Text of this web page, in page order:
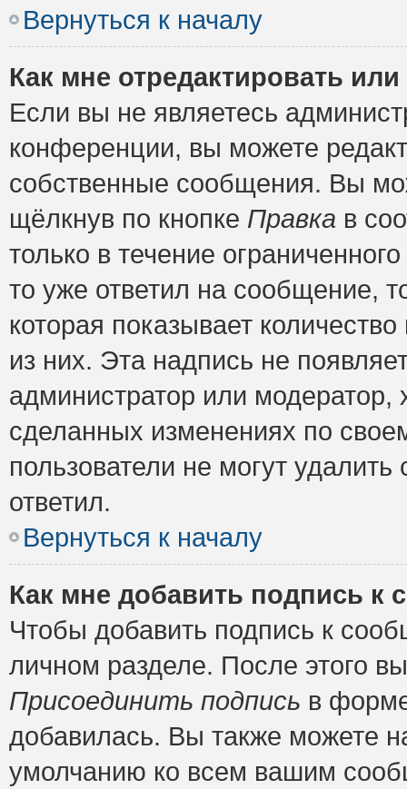
Вернуться к началу
Как мне отредактировать
Если вы не являетесь
конференции, вы можете
собственные сообщения. Вы
щёлкнув по кнопке Правка в
только в течение
то уже ответил на сообщение,
которая показывает
из них. Эта надпись не
администратор или модератор,
сделанных изменениях по
пользователи не могут
ответил.
Вернуться к началу
Как мне добавить подпись к
Чтобы добавить подпись к
личном разделе. После этого
Присоединить подпись в
добавилась. Вы также можете
умолчанию ко всем вашим